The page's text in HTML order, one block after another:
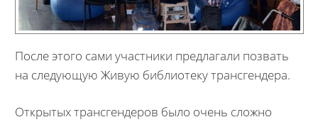
После этого сами участники предлагали позвать
на следующую Живую библиотеку трансгендера.
Открытых трансгендеров было очень сложно